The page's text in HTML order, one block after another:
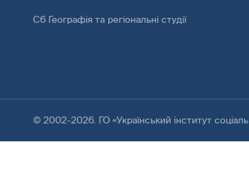
С6 Географія та регіональні студії
© 2002-2026. ГО «Український інститут